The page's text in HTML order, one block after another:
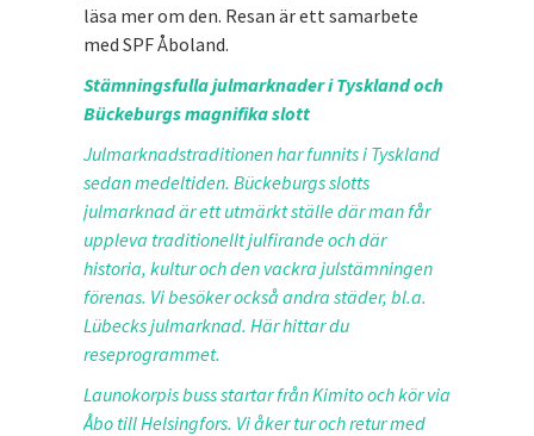
läsa mer om den. Resan är ett samarbete
med SPF Åboland.
Stämningsfulla julmarknader i Tyskland och
Bückeburgs magnifika slott
Julmarknadstraditionen har funnits i Tyskland
sedan medeltiden. Bückeburgs slotts
julmarknad är ett utmärkt ställe där man får
uppleva traditionellt julfirande och där
historia, kultur och den vackra julstämningen
förenas. Vi besöker också andra städer, bl.a.
Lübecks julmarknad. Här hittar du
reseprogrammet.
Launokorpis buss startar från Kimito och kör via
Åbo till Helsingfors. Vi åker tur och retur med